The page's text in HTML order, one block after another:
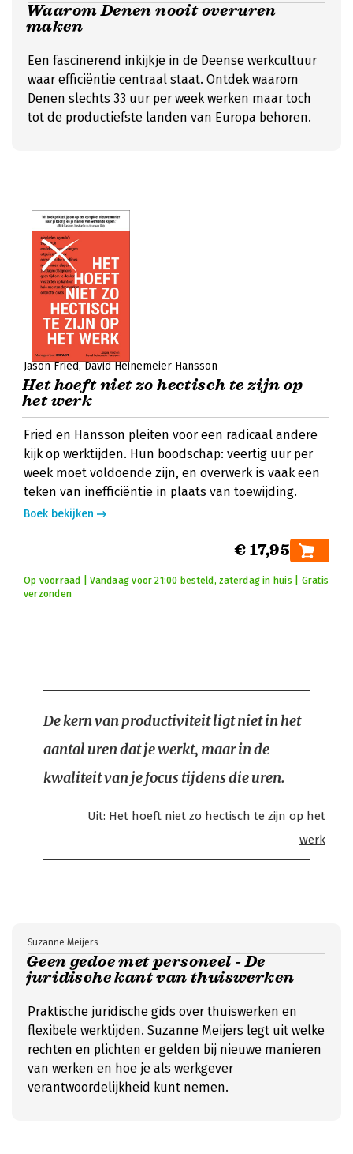
Waarom Denen nooit overuren
maken
Een fascinerend inkijkje in de Deense werkcultuur
waar efficiëntie centraal staat. Ontdek waarom
Denen slechts 33 uur per week werken maar toch
tot de productiefste landen van Europa behoren.
Jason Fried David Heinemeier Hansson
Het hoeft niet zo hectisch te zijn op
het werk
Fried en Hansson pleiten voor een radicaal andere
kijk op werktijden. Hun boodschap: veertig uur per
week moet voldoende zijn, en overwerk is vaak een
teken van inefficiëntie in plaats van toewijding.
Boek bekijken
€ 17,95
Op voorraad | Vandaag voor 21:00 besteld, zaterdag in huis | Gratis
verzonden
De kern van productiviteit ligt niet in het
aantal uren dat je werkt, maar in de
kwaliteit van je focus tijdens die uren.
Uit: Het hoeft niet zo hectisch te zijn op het
werk
Geen gedoe met personeel - De
juridische kant van thuiswerken
Suzanne Meijers
Praktische juridische gids over thuiswerken en
flexibele werktijden. Suzanne Meijers legt uit welke
rechten en plichten er gelden bij nieuwe manieren
van werken en hoe je als werkgever
verantwoordelijkheid kunt nemen.